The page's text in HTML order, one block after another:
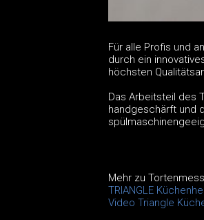
Für alle Profis und
durch ein
höchsten
Das Arbeitsteil des
handgeschärft und
Mehr zu
TRIANGLE
Video Triangle